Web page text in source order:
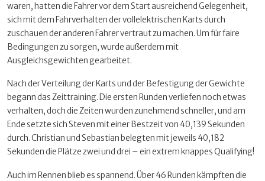
waren, hatten die Fahrer vor dem Start ausreichend Gelegenheit,
sich mit dem Fahrverhalten der vollelektrischen Karts durch
zuschauen der anderen Fahrer vertraut zu machen. Um für faire
Bedingungen zu sorgen, wurde außerdem mit
Ausgleichsgewichten gearbeitet.
Nach der Verteilung der Karts und der Befestigung der Gewichte
begann das Zeittraining. Die ersten Runden verliefen noch etwas
verhalten, doch die Zeiten wurden zunehmend schneller, und am
Ende setzte sich Steven mit einer Bestzeit von 40,139 Sekunden
durch. Christian und Sebastian belegten mit jeweils 40,182
Sekunden die Plätze zwei und drei – ein extrem knappes Qualifying!
Auch im Rennen blieb es spannend. Über 46 Runden kämpften die